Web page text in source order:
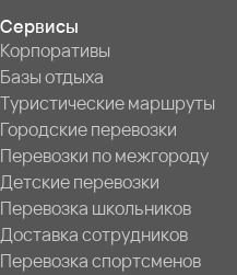
Сервисы
Корпоративы
Базы отдыха
Туристические маршруты
Городские перевозки
Перевозки по межгороду
Детские перевозки
Перевозка школьников
Доставка сотрудников
Перевозка спортсменов